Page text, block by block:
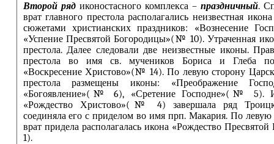
Второй рядиконостасного комплекса –праздничный.
врат главного престола располагались неизвестная
сюжетами христианских праздников: «Вознесение
«Успение Пресвятой Богородицы»(№ 10). Утраченная
престола. Далее следовали две неизвестные иконы.
престола во имя св. мучеников Бориса и Глеба
«Воскресение Христово»(№ 14). По левую сторону
престола размещены иконы: «Преображение
«Богоявление»(№ 6), «Сретение Господне»(№ 5).
«Рождество Христово»(№ 4) завершала ряд
соединяла его с приделом во имя прп. Макария. По
врат придела располагалась икона «Рождество
1).